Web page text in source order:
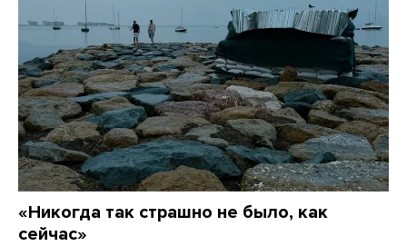
«Никогда так страшно не было, как
сейчас»